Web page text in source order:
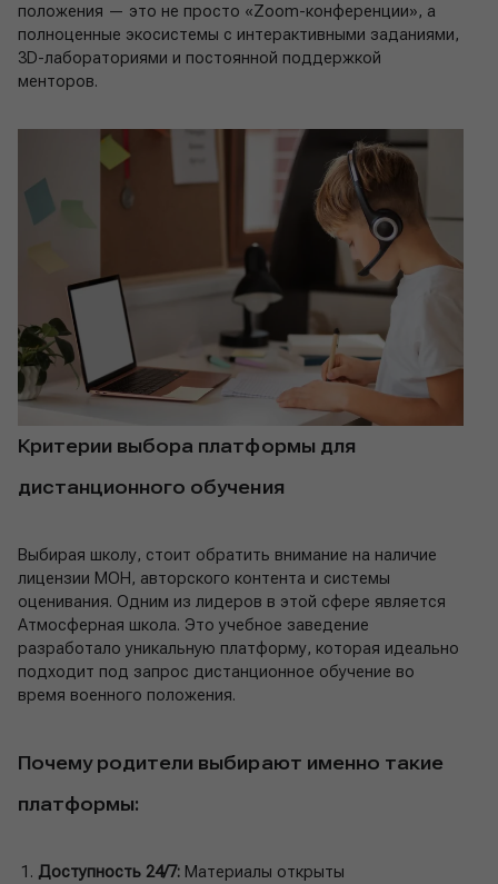
положения — это не просто «Zoom-конференции», а
полноценные экосистемы с интерактивными заданиями,
3D-лабораториями и постоянной поддержкой
менторов.
Критерии выбора платформы для
дистанционного обучения
Выбирая школу, стоит обратить внимание на наличие
лицензии МОН, авторского контента и системы
оценивания. Одним из лидеров в этой сфере является
Атмосферная школа. Это учебное заведение
разработало уникальную платформу, которая идеально
подходит под запрос дистанционное обучение во
время военного положения.
Почему родители выбирают именно такие
платформы:
Доступность 24/7:Материалы открыты